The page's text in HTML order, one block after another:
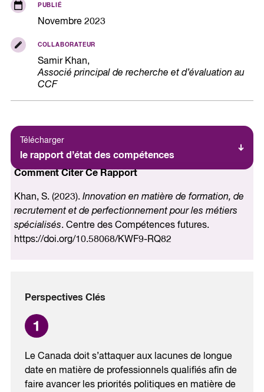
PUBLIÉ
Novembre 2023
COLLABORATEUR
Samir Khan,
Associé principal de recherche et d’évaluation au
CCF
Télécharger
le rapport d’état des compétences
Comment Citer Ce Rapport
Khan, S. (2023). Innovation en matière de formation, de
recrutement et de perfectionnement pour les métiers
spécialisés. Centre des Compétences futures.
https://doi.org/10.58068/KWF9-RQ82
Perspectives Clés
Le Canada doit s’attaquer aux lacunes de longue
date en matière de professionnels qualifiés afin de
faire avancer les priorités politiques en matière de